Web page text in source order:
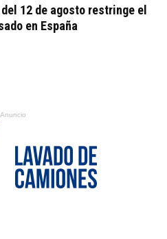
12 de agosto restringe el
en España
Anuncio